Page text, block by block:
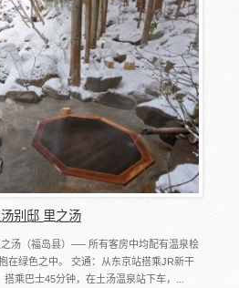
别邸 里之汤
汤（福岛县）── 所有客房中均配有温泉桧
在绿色之中。 交通：从东京站搭乘JR新干
乘巴士45分钟，在土汤温泉站下车，...